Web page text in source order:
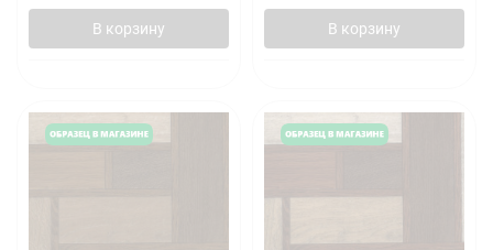
В корзину В корзину